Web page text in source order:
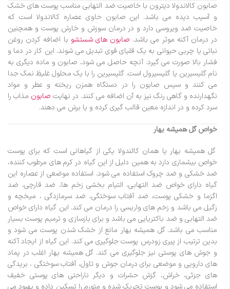
صابون کالاندولا دیترون با خاصیت ضد التهابی مناسب پوست های خشک
و آسیب دیده می باشد. این صابون حاوی عصاره کالاندولا است که
خاصیت ضد ویروسی دارد و در درمان سوزش و خارش پوست و همچنین
در درمان آکنه موثر می باشد. صابون های شستشو با اضافه کردن روغن
نباتی یا چربی حیوانی به یک قلیای قوی تبدیل می شوند. این کار در دما و
فشار بالا صورت می گیرد. آنچه حاصل می شود، صابون و ماده دیگری به
نام گلیسیرین یا گلیسیرول است. گلیسیرین را با یک محلول غلیظ نمک جدا
می کنند و سپس صابون را در دستگاه همزن ریخته و عطر و مواد
نگهدارنده و گاهی رنگ نیز به آن اضافه می کنند. در نهایت صابون مذاب را
سرد کرده و در اندازه معین قالب گیری کرده و یا برش می دهند.
خواص گل همیشه بهار
گل همیشه بهار یا همان کالندولا یکی از گیاهانی است که برای پوست
خواص بیشماری دارد به همین دلیل از این گیاه در کرم های مرطوب کننده،
ضد خشکی و ضد چروک استفاده می شود. استفاده موضعی از عصاره این
گیاه دارای خواص ضد التهابی، التیام بخشی زخم ها، ضد قارچی، ضد
اگزما و خشکی پوست، ضد آفتاب سوختگی، ضد سرمازدگی ، میخچه و
زگیل می باشد و زخم های واریسی را درمان می کند. این گیاه دارای خواص
ضد التهابی و ضد باکتریایی می باشد و برای بازسازی و ترمیم پوست بسیار
مناسب می باشد. گل همیشه بهار مانع از خشک شدن پوست می شود و
بدین ترتیب از پیری زودرس پوست جلوگیری می کند. این گیاه از ایجاد آکنه
و جوش های پوستی نیز جلوگیری می کند. گل همیشه بهار اغلب در پماد
های دارویی و موضعی برای درمان جوش و تاول، آفتاب سوختگی ، بریدگی
های جزئی، خراش، گزش حشرات و دیگر ناراحتی های پوستی خفیف
استفاده می شود و پوست تحریک شده و متورم را تسکین داده و بهبود می